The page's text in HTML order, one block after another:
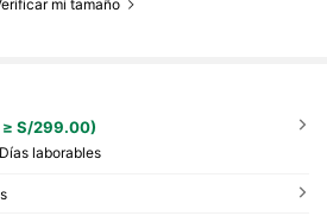
mi tamaño
≥ S/299.00)
laborables